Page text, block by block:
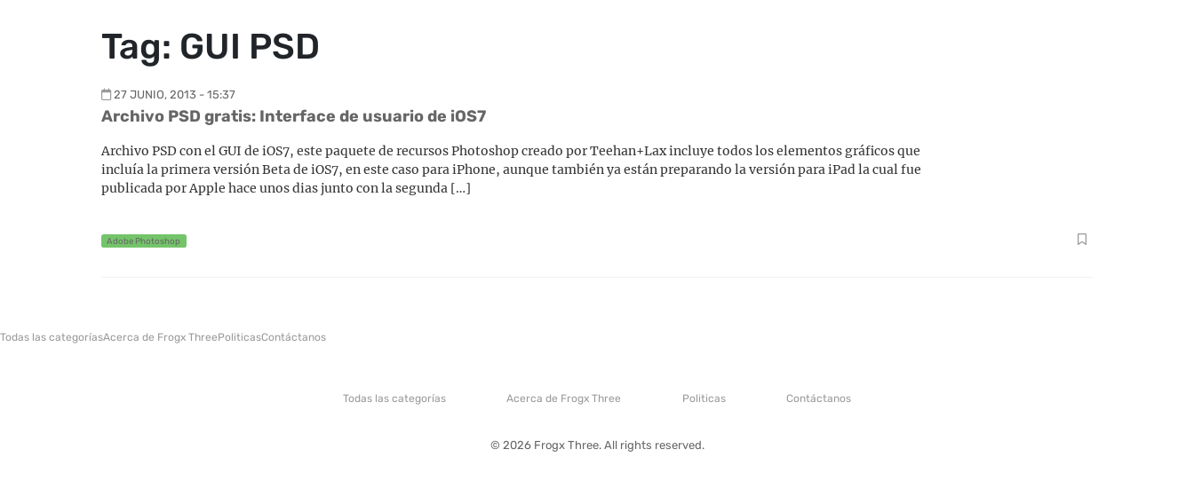
Tag: GUI PSD
27 JUNIO, 2013 - 15:37
Archivo PSD gratis: Interface de usuario de iOS7
Archivo PSD con el GUI de iOS7, este paquete de recursos Photoshop creado por Teehan+Lax incluye todos los elementos gráficos que
incluía la primera versión Beta de iOS7, en este caso para iPhone, aunque también ya están preparando la versión para iPad la cual fue
publicada por Apple hace unos dias junto con la segunda […]
Adobe Photoshop
Todas las categoríasAcerca de Frogx ThreePoliticasContáctanos
Todas las categorías Acerca de Frogx Three Politicas Contáctanos
© 2026 Frogx Three. All rights reserved.